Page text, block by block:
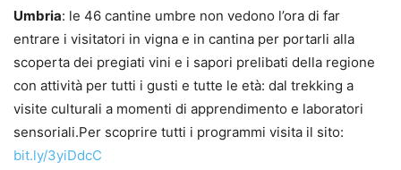
Umbria: le 46 cantine umbre non vedono l’ora di far
entrare i visitatori in vigna e in cantina per portarli alla
scoperta dei pregiati vini e i sapori prelibati della regione
con attività per tutti i gusti e tutte le età: dal trekking a
visite culturali a momenti di apprendimento e laboratori
sensoriali.Per scoprire tutti i programmi visita il sito:
bit.ly/3yiDdcC